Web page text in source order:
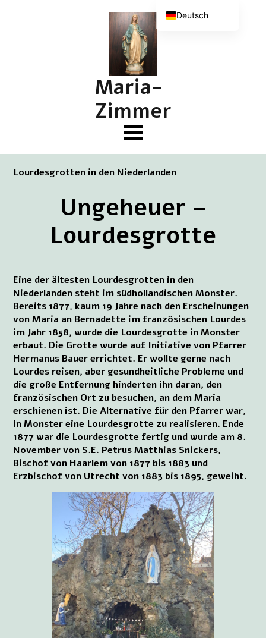
Maria-
Zimmer
Lourdesgrotten in den Niederlanden
Ungeheuer –
Lourdesgrotte
Eine der ältesten Lourdesgrotten in den
Niederlanden steht im südhollandischen Monster.
Bereits 1877, kaum 19 Jahre nach den Erscheinungen
von Maria an Bernadette im französischen Lourdes
im Jahr 1858, wurde die Lourdesgrotte in Monster
erbaut. Die Grotte wurde auf Initiative von Pfarrer
Hermanus Bauer errichtet. Er wollte gerne nach
Lourdes reisen, aber gesundheitliche Probleme und
die große Entfernung hinderten ihn daran, den
französischen Ort zu besuchen, an dem Maria
erschienen ist. Die Alternative für den Pfarrer war,
in Monster eine Lourdesgrotte zu realisieren. Ende
1877 war die Lourdesgrotte fertig und wurde am 8.
November von S.E. Petrus Matthias Snickers,
Bischof von Haarlem von 1877 bis 1883 und
Erzbischof von Utrecht von 1883 bis 1895, geweiht.
Deutsch